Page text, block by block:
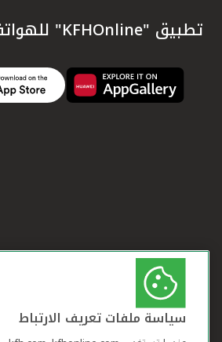
تطبيق "KFHOnline" للهواتف الذكية
سياسة ملفات تعريف الارتباط